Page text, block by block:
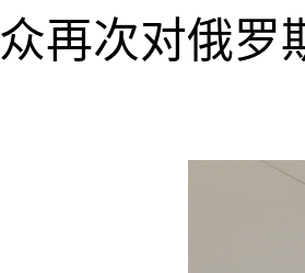
众再次对俄罗